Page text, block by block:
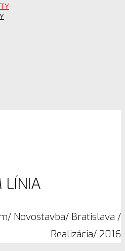
LÍNIA
Novostavba/ Bratislava /
Realizácia/ 2016